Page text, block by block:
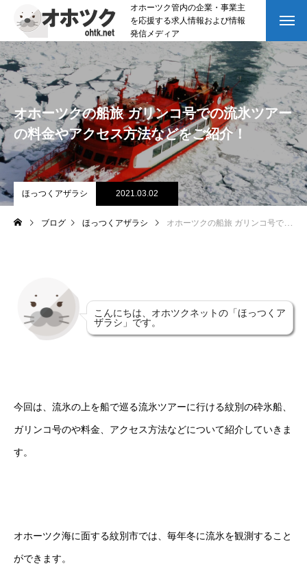
オホーツク管内の企業・事業主
を応援する求人情報および情報
発信メディア
オホーツクの船旅 ガリンコ号での流氷ツアー
の料金やアクセス方法などをご紹介！
ほっつくアザラシ 2021.03.02
ブログ ほっつくアザラシ オホーツクの船旅 ガリンコ号での流氷ツアーの料金やアクセス方法などをご紹介！
こんにちは、オホツクネットの「ほっつくア
ザラシ」です。
今回は、流氷の上を船で巡る流氷ツアーに行ける紋別の砕氷船、
ガリンコ号のや料金、アクセス方法などについて紹介していきま
す。
オホーツク海に面する紋別市では、毎年冬に流氷を観測すること
ができます。